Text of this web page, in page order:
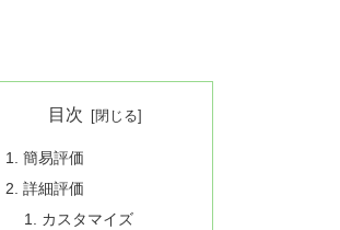
目次
簡易評価
詳細評価
カスタマイズ